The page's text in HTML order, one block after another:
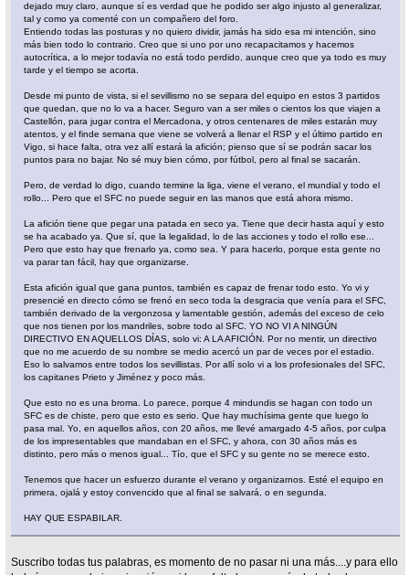
dejado muy claro, aunque sí es verdad que he podido ser algo injusto al generalizar,
tal y como ya comenté con un compañero del foro.
Entiendo todas las posturas y no quiero dividir, jamás ha sido esa mi intención, sino
más bien todo lo contrario. Creo que si uno por uno recapacitamos y hacemos
autocrítica, a lo mejor todavía no está todo perdido, aunque creo que ya todo es muy
tarde y el tiempo se acorta.
Desde mi punto de vista, si el sevillismo no se separa del equipo en estos 3 partidos
que quedan, que no lo va a hacer. Seguro van a ser miles o cientos los que viajen a
Castellón, para jugar contra el Mercadona, y otros centenares de miles estarán muy
atentos, y el finde semana que viene se volverá a llenar el RSP y el último partido en
Vigo, si hace falta, otra vez allí estará la afición; pienso que sí se podrán sacar los
puntos para no bajar. No sé muy bien cómo, por fútbol, pero al final se sacarán.
Pero, de verdad lo digo, cuando termine la liga, viene el verano, el mundial y todo el
rollo... Pero que el SFC no puede seguir en las manos que está ahora mismo.
La afición tiene que pegar una patada en seco ya. Tiene que decir hasta aquí y esto
se ha acabado ya. Que sí, que la legalidad, lo de las acciones y todo el rollo ese...
Pero que esto hay que frenarlo ya, como sea. Y para hacerlo, porque esta gente no
va parar tan fácil, hay que organizarse.
Esta afición igual que gana puntos, también es capaz de frenar todo esto. Yo vi y
presencié en directo cómo se frenó en seco toda la desgracia que venía para el SFC,
también derivado de la vergonzosa y lamentable gestión, además del exceso de celo
que nos tienen por los mandriles, sobre todo al SFC. YO NO VI A NINGÚN
DIRECTIVO EN AQUELLOS DÍAS, solo vi: A LA AFICIÓN. Por no mentir, un directivo
que no me acuerdo de su nombre se medio acercó un par de veces por el estadio.
Eso lo salvamos entre todos los sevillistas. Por allí solo vi a los profesionales del SFC,
los capitanes Prieto y Jiménez y poco más.
Que esto no es una broma. Lo parece, porque 4 mindundis se hagan con todo un
SFC es de chiste, pero que esto es serio. Que hay muchísima gente que luego lo
pasa mal. Yo, en aquellos años, con 20 años, me llevé amargado 4-5 años, por culpa
de los impresentables que mandaban en el SFC, y ahora, con 30 años más es
distinto, pero más o menos igual... Tío, que el SFC y su gente no se merece esto.
Tenemos que hacer un esfuerzo durante el verano y organizarnos. Esté el equipo en
primera, ojalá y estoy convencido que al final se salvará, o en segunda.
HAY QUE ESPABILAR.
Suscribo todas tus palabras, es momento de no pasar ni una más....y para ello